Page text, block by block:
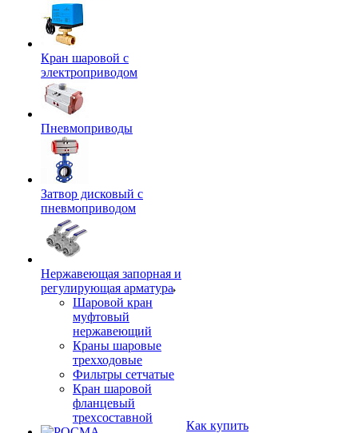
Кран шаровой с
электроприводом
Пневмоприводы
Затвор дисковый с
пневмоприводом
Нержавеющая запорная и
регулирующая арматура
Шаровой кран
муфтовый
нержавеющий
Краны шаровые
трехходовые
Фильтры сетчатые
Кран шаровой
фланцевый
трехсоставной
Как купить